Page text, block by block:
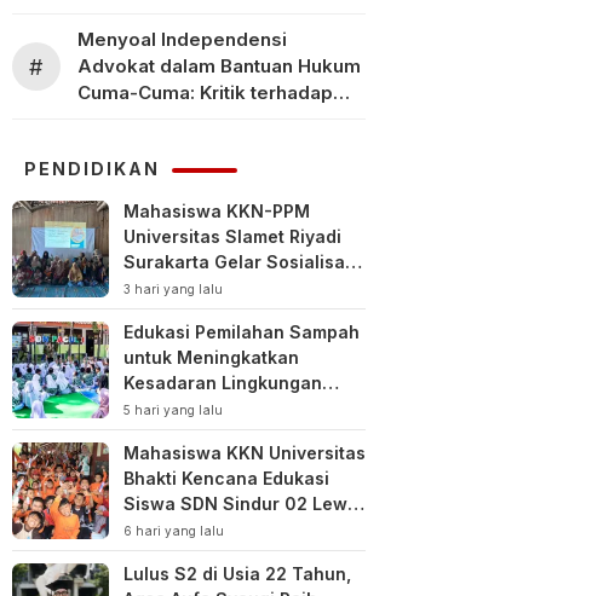
#
Menyoal Independensi
Advokat dalam Bantuan Hukum
Cuma-Cuma: Kritik terhadap
PENDIDIKAN
Mahasiswa KKN-PPM
Universitas Slamet Riyadi
Surakarta Gelar Sosialisasi
Pengelolaan Keuangan
Keluarga
3 hari yang lalu
Edukasi Pemilahan Sampah
untuk Meningkatkan
Kesadaran Lingkungan
Sejak Dini di SDN Pacul 1
dan TK Kartini
5 hari yang lalu
Mahasiswa KKN Universitas
Bhakti Kencana Edukasi
Siswa SDN Sindur 02 Lewat
Program SIGERCEP
6 hari yang lalu
Lulus S2 di Usia 22 Tahun,